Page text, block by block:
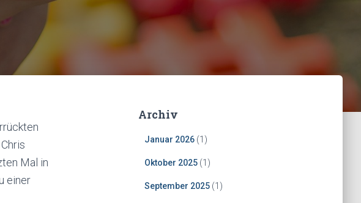
Mal in
einer
Archiv
Januar 2026(1)
Oktober 2025(1)
September 2025(1)